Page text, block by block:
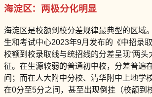
海淀区：两极分化明显
海淀区是校额到校分差规律最典型的区域
生和考试中心2023年9月发布的《中招录
校额到校录取线与统招线的分差呈现“两头
征。在生源较弱的普通初中校，分差普遍
间；而在人大附中分校、清华附中上地学
在0分至5分之间，甚至出现倒挂（校额到